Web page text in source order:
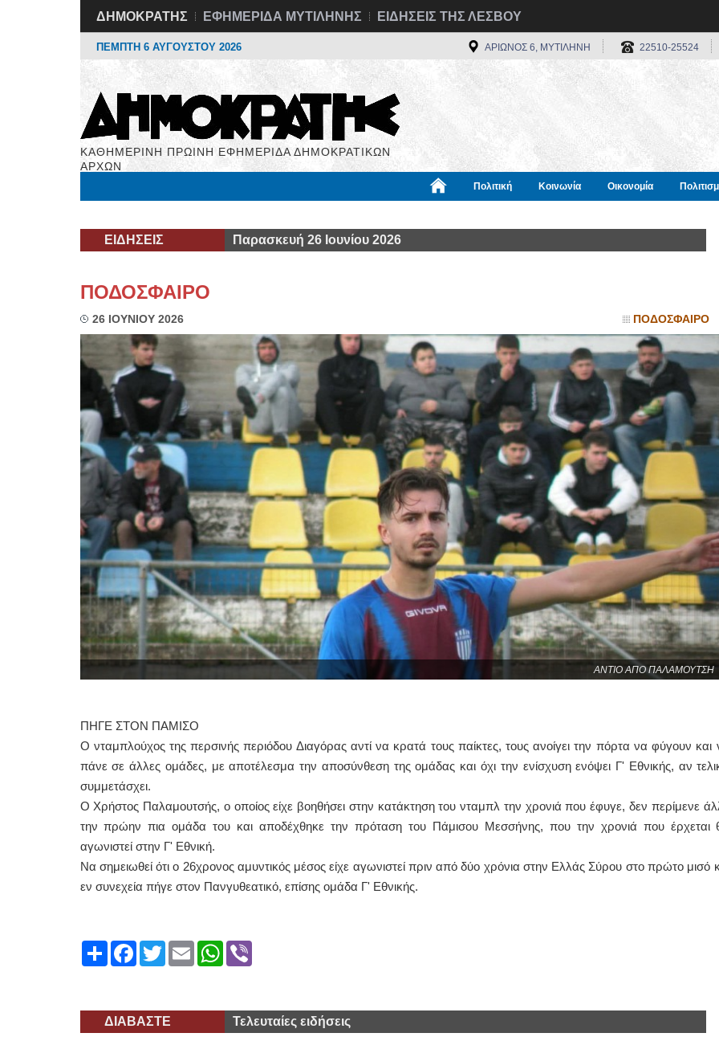
ΔΗΜΟΚΡΑΤΗΣ ΕΦΗΜΕΡΙΔΑ ΜΥΤΙΛΗΝΗΣ ΕΙΔΗΣΕΙΣ ΤΗΣ ΛΕΣΒΟΥ
ΠΕΜΠΤΗ 6 ΑΥΓΟΥΣΤΟΥ 2026 ΑΡΙΩΝΟΣ 6, ΜΥΤΙΛΗΝΗ 22510-25524
ΚΑΘΗΜΕΡΙΝΗ ΠΡΩΙΝΗ ΕΦΗΜΕΡΙΔΑ ΔΗΜΟΚΡΑΤΙΚΩΝ
ΑΡΧΩΝ
Πολιτική Κοινωνία Οικονομία
ΕΙΔΗΣΕΙΣ Παρασκευή 26 Ιουνίου 2026
ΠΟΔΟΣΦΑΙΡΟ
26 ΙΟΥΝΙΟΥ 2026 ΠΟΔΟΣΦΑΙΡΟ
ΑΝΤΙΟ ΑΠΟ ΠΑΛΑΜΟΥΤΣΗ
ΠΗΓΕ ΣΤΟΝ ΠΑΜΙΣΟ
Ο νταμπλούχος της περσινής περιόδου Διαγόρας αντί να κρατά τους παίκτες, τους ανοίγει την πόρτα να φύγουν και
πάνε σε άλλες ομάδες, με αποτέλεσμα την αποσύνθεση της ομάδας και όχι την ενίσχυση ενόψει Γ' Εθνικής, αν
συμμετάσχει.
Ο Χρήστος Παλαμουτσής, ο οποίος είχε βοηθήσει στην κατάκτηση του νταμπλ την χρονιά που έφυγε, δεν περίμενε
την πρώην πια ομάδα του και αποδέχθηκε την πρόταση του Πάμισου Μεσσήνης, που την χρονιά που έρχεται
αγωνιστεί στην Γ' Εθνική.
Να σημειωθεί ότι ο 26χρονος αμυντικός μέσος είχε αγωνιστεί πριν από δύο χρόνια στην Ελλάς Σύρου στο πρώτο μισό
εν συνεχεία πήγε στον Πανγυθεατικό, επίσης ομάδα Γ' Εθνικής.
ShareFacebook
TwitterEmailWhatsApp
Viber
ΔΙΑΒΑΣΤΕ Τελευταίες ειδήσεις
ΙΩΑΝΝΗΣ Α. ΜΑΛΛΙΑΣ
Διδάκτωρ Ιατρικής Σχολής
Πανεπιστημίου Αθηνών
Καλλιπόλεως 3,Νέα Σμύρνη,
2251038065